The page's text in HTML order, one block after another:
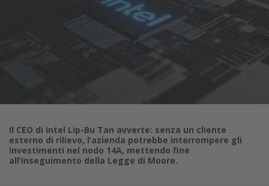
Il CEO di Intel Lip-Bu Tan avverte: senza un cliente
esterno di rilievo, l’azienda potrebbe interrompere gli
investimenti nel nodo 14A, mettendo fine
all’inseguimento della Legge di Moore.